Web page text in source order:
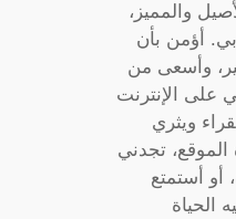
والمميز،
أؤمن بأن
وأسعى من
على الإنترنت
ويثري
الموقع، تجدني
أو أستمتع
الحياة